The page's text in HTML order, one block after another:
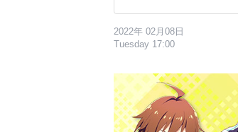
2022年 02月08日
Tuesday 17:00